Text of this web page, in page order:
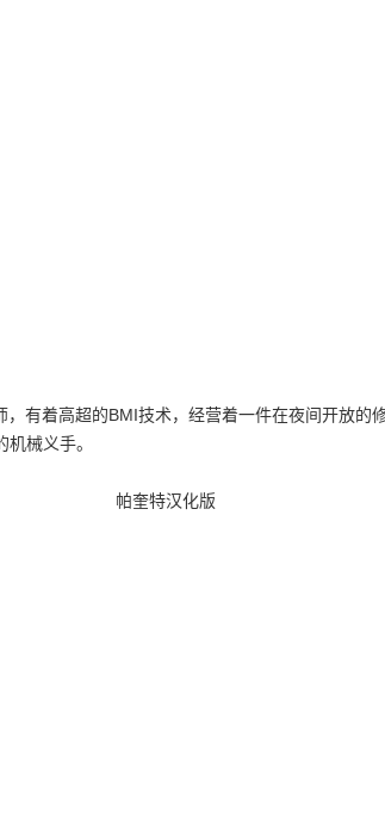
，有着高超的BMI技术，经营着一件在夜间开放的
械义手。